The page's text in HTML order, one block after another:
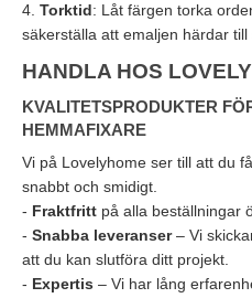
4. Torktid: Låt färgen torka
säkerställa att emaljen härdar till
HANDLA HOS
KVALITETSPRODUKTER
HEMMAFIXARE
Vi på Lovelyhome ser till att du
snabbt och smidigt.
- Fraktfritt på alla beställningar
- Snabba leveranser– Vi
att du kan slutföra ditt projekt.
- Expertis – Vi har lång